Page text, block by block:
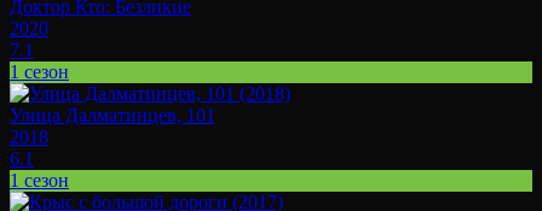
Доктор Кто: Безликие
2020
7.1
1 сезон
Улица Далматинцев, 101
2018
6.1
1 сезон